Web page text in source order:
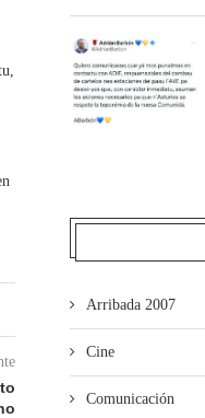
Arribada 2007
Cine
Comunicación